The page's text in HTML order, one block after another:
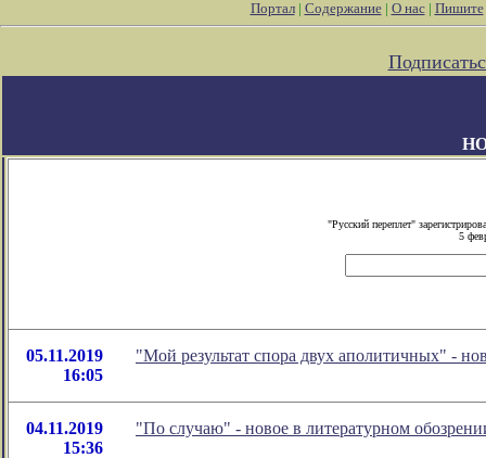
Портал| Содержание| О нас| Пишите
"Русский переплет"
5
05.11.2019
16:05
"Мой результат спора двух аполитичных" -
04.11.2019
15:36
"По случаю" - новое в литературном